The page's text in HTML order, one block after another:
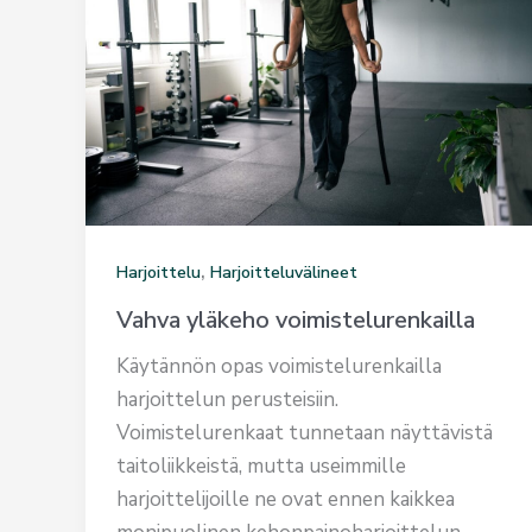
Harjoittelu, Harjoitteluvälineet
Vahva yläkeho voimistelurenkailla
Käytännön opas voimistelurenkailla
harjoittelun perusteisiin.
Voimistelurenkaat tunnetaan näyttävistä
taitoliikkeistä, mutta useimmille
harjoittelijoille ne ovat ennen kaikkea